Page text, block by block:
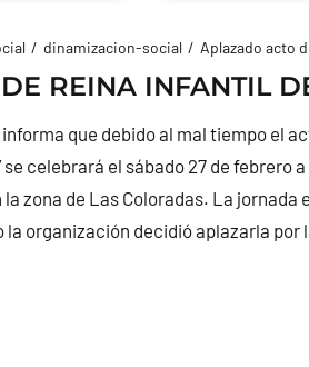
dinamizacion-social Aplazado acto
REINA INFANTIL
que debido al mal tiempo el
se celebrará el sábado 27 de febrero
zona de Las Coloradas. La
la organización decidió aplazarla por